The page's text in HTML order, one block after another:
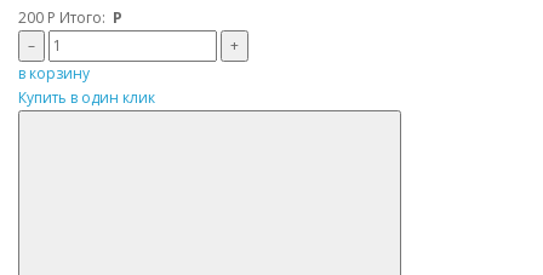
200 Р Итого: Р
–
+
в корзину
Купить в один клик